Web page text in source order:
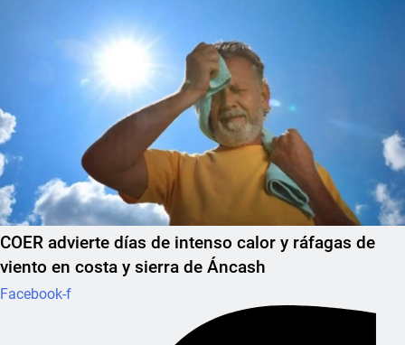
COER advierte días de intenso calor y ráfagas de
viento en costa y sierra de Áncash
Facebook-f